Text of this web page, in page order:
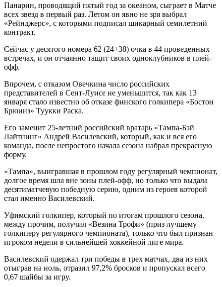
Панарин, проводящий пятый год за океаном, сыграет в Матче
всех звезд в первый раз. Летом он явно не зря выбрал
«Рейнджерс», с которыми подписал шикарный семилетний
контракт.
Сейчас у десятого номера 62 (24+38) очка в 44 проведенных
встречах, и он отчаянно тащит своих одноклубников в плей-
офф.
Впрочем, с отказом Овечкина число российских
представителей в Сент-Луисе не уменьшится, так как 13
января стало известно об отказе финского голкипера «Бостон
Брюинз» Туукки Раска.
Его заменит 25-летний российский вратарь «Тампа-Бэй
Лайтнинг» Андрей Василевский, который, как и вся его
команда, после непростого начала сезона набрал прекрасную
форму.
«Тампа», выигравшая в прошлом году регулярный чемпионат,
долгое время шла вне зоны плей-офф, но только что выдала
десятиматчевую победную серию, одним из героев которой
стал именно Василевский.
Уфимский голкипер, который по итогам прошлого сезона,
между прочим, получил «Везина Трофи» (приз лучшему
голкиперу регулярного чемпионата), только что был признан
игроком недели в сильнейшей хоккейной лиге мира.
Василевский одержал три победы в трех матчах, два из них
отыграв на ноль, отразил 97,2% бросков и пропускал всего
0,67 шайбы за игру.